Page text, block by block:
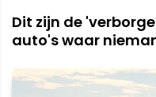
Dit zijn de
auto's waar